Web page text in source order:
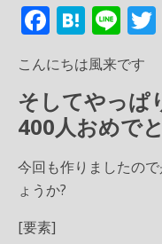
F
e
b
o
o
k
H
at
e
n
a
Li
n
e
こんにちは風来です
そしてやっぱ
400人おめで
今回も作りましたの
ょうか?
[要素]